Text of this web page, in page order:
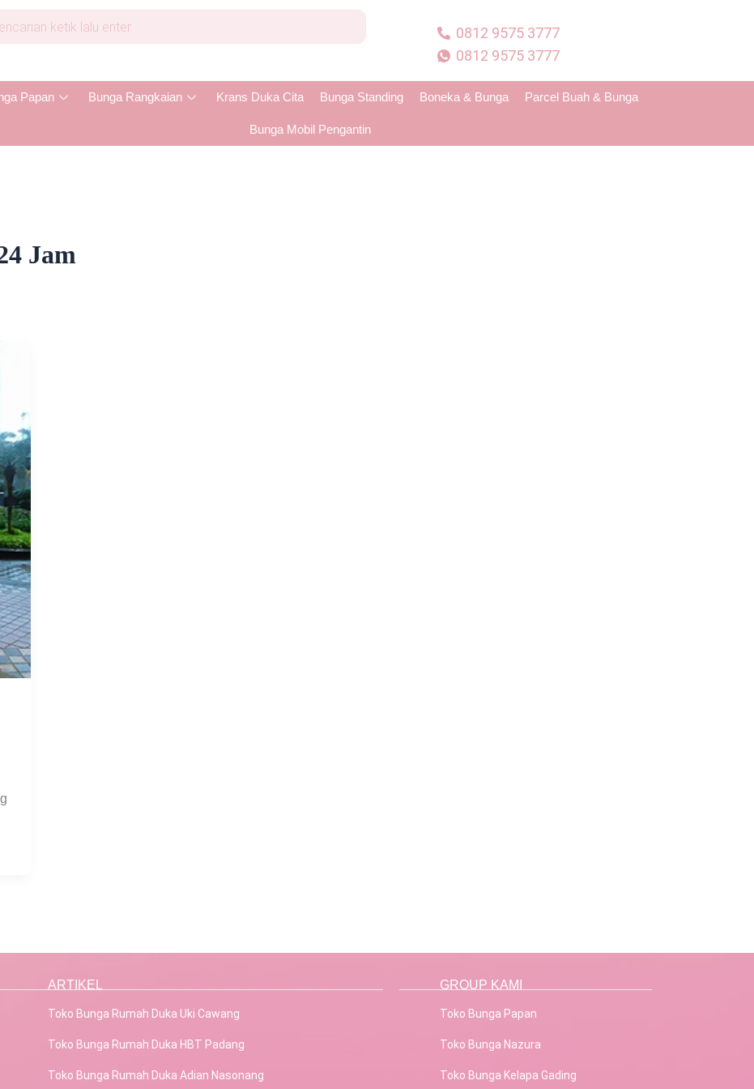
0812 9575 3777
0812 9575 3777
Papan Bunga Rangkaian Krans Duka Cita Bunga Standing Boneka & Bunga Parcel Buah & Bunga
Bunga Mobil Pengantin
Jam
ARTIKEL
Toko Bunga Rumah Duka Uki Cawang
Toko Bunga Rumah Duka HBT Padang
Toko Bunga Rumah Duka Adian Nasonang
GROUP KAMI
Toko Bunga Papan
Toko Bunga Nazura
Toko Bunga Kelapa Gading